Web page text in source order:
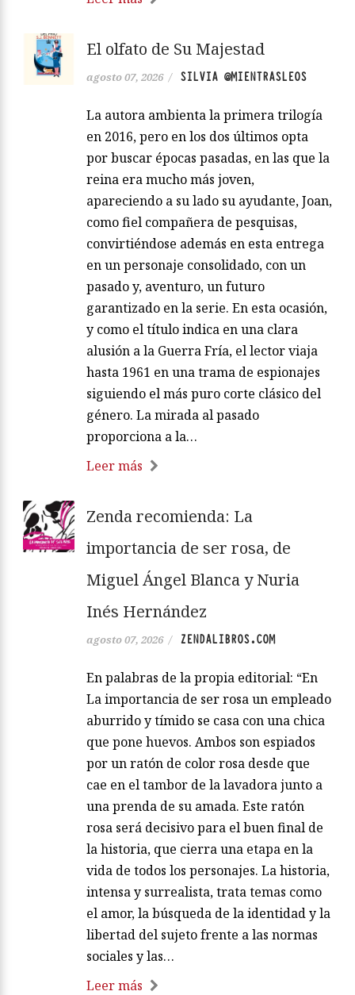
El olfato de Su Majestad
agosto 07, 2026 / SILVIA @MIENTRASLEOS
La autora ambienta la primera trilogía
en 2016, pero en los dos últimos opta
por buscar épocas pasadas, en las que la
reina era mucho más joven,
apareciendo a su lado su ayudante, Joan,
como fiel compañera de pesquisas,
convirtiéndose además en esta entrega
en un personaje consolidado, con un
pasado y, aventuro, un futuro
garantizado en la serie. En esta ocasión,
y como el título indica en una clara
alusión a la Guerra Fría, el lector viaja
hasta 1961 en una trama de espionajes
siguiendo el más puro corte clásico del
género. La mirada al pasado
proporciona a la…
Leer más
Zenda recomienda: La
importancia de ser rosa, de
Miguel Ángel Blanca y Nuria
Inés Hernández
agosto 07, 2026 / ZENDALIBROS.COM
En palabras de la propia editorial: “En
La importancia de ser rosa un empleado
aburrido y tímido se casa con una chica
que pone huevos. Ambos son espiados
por un ratón de color rosa desde que
cae en el tambor de la lavadora junto a
una prenda de su amada. Este ratón
rosa será decisivo para el buen final de
la historia, que cierra una etapa en la
vida de todos los personajes. La historia,
intensa y surrealista, trata temas como
el amor, la búsqueda de la identidad y la
libertad del sujeto frente a las normas
sociales y las…
Leer más